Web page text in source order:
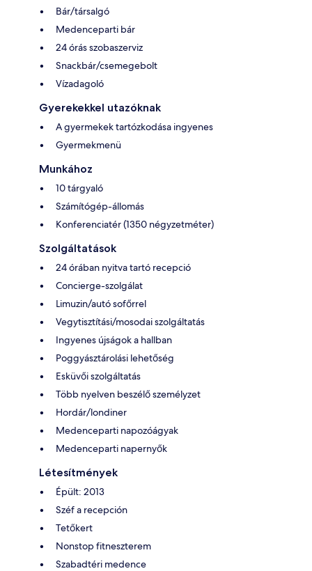
Bár/társalgó
Medenceparti bár
24 órás szobaszerviz
Snackbár/csemegebolt
Vízadagoló
Gyerekekkel utazóknak
A gyermekek tartózkodása ingyenes
Gyermekmenü
Munkához
10 tárgyaló
Számítógép-állomás
Konferenciatér (1350 négyzetméter)
Szolgáltatások
24 órában nyitva tartó recepció
Concierge-szolgálat
Limuzin/autó sofőrrel
Vegytisztítási/mosodai szolgáltatás
Ingyenes újságok a hallban
Poggyásztárolási lehetőség
Esküvői szolgáltatás
Több nyelven beszélő személyzet
Hordár/londiner
Medenceparti napozóágyak
Medenceparti napernyők
Létesítmények
Épült: 2013
Széf a recepción
Tetőkert
Nonstop fitneszterem
Szabadtéri medence